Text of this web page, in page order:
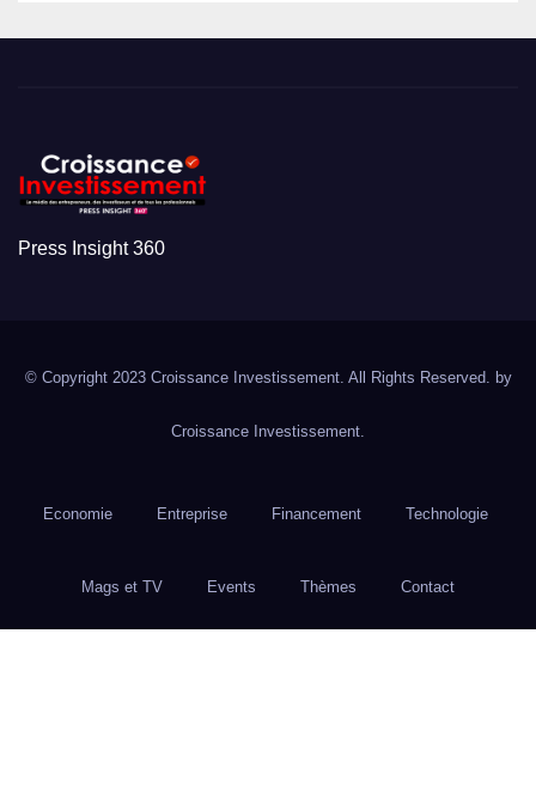
Press Insight 360
© Copyright 2023 Croissance Investissement. All Rights Reserved. by
Croissance Investissement.
Economie Entreprise Financement Technologie
Mags et TV Events Thèmes Contact